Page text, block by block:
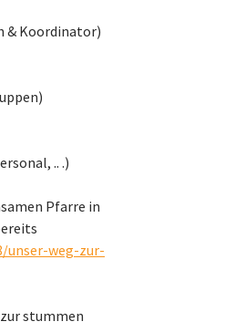
& Koordinator)
.. .)
Pfarre in
weg-zur-
stummen